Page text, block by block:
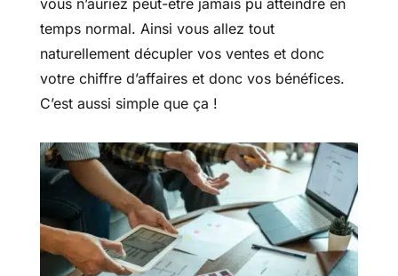
temps normal. Ainsi vous allez tout
naturellement décupler vos ventes et donc
votre chiffre d’affaires et donc vos bénéfices.
C’est aussi simple que ça !